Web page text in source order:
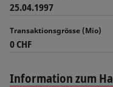
25.04.1997
Transaktionsgrösse (Mio)
0 CHF
Information zum